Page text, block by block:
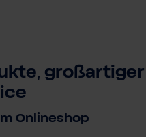
großartiger
Onlineshop